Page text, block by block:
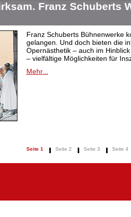
Franz Schuberts
Franz Schuberts Bühnenwerke
gelangen. Und doch bieten die
Opernästhetik – auch im
– vielfältige Möglichkeiten für
Mehr...
Seite 1 Seite 2 Seite 3 Seite 4